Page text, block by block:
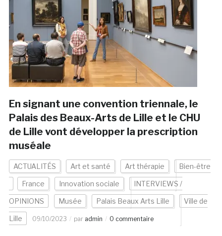
En signant une convention triennale, le
Palais des Beaux-Arts de Lille et le CHU
de Lille vont développer la prescription
muséale
ACTUALITÉS Art et santé Art thérapie Bien-être
France Innovation sociale INTERVIEWS /
OPINIONS Musée Palais Beaux Arts Lille Ville de
Lille 09/10/2023 par admin 0 commentaire